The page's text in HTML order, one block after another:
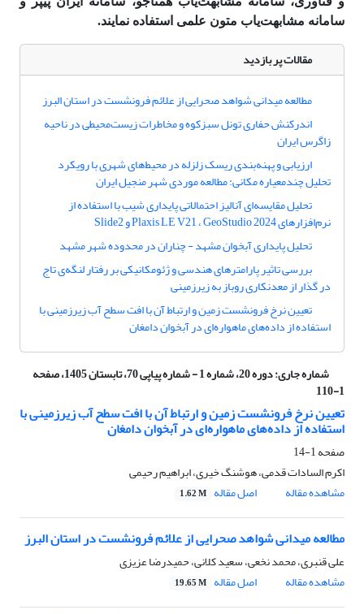
سامانه مشابهت‌یاب متون علمی استفاده نمایند.
مقالات پر بازدید
مطالعه میدانی شواهد صحرایی از علائم فرونشست در استان البرز
اندرکنش حفاری تونل سبزکوه و مخاطرات زیست‌محیطی در ناحیه
زاگرس ایران
ارزیابی و پهنه‌بندی ریسک زلزله در محیط‌های شهری با رویکرد
تحلیل چندمعیاره مکانی: مطالعه موردی شهر منجیل ایران
تحلیل مقایسه‌ای آنالیز احتمالاتی پایداری شیب با استفاده از
نرم‌افزارهای Plaxis LE V21 ، GeoStudio 2024 و Slide2
تحلیل پایداری آبخوان مشهد - چناران در محدوده شهر مشهد
بررسی تاثیر پارامترهای هندسی و ژئومکانیکی بر رفتار لنگه‌ی تاج
در گذار از معدنکاری روباز به زیرزمینی
تعیین نرخ فرونشست زمین و ارتباط آن با افت سطح آب زیرزمینی با
استفاده از داده‌های ماهواره‌ای در آبخوان دامغان
شماره جاری: دوره 20، شماره 1 - شماره پیاپی 70، تابستان 1405، صفحه
1-110
تعیین نرخ فرونشست زمین و ارتباط آن با افت سطح آب زیرزمینی با
استفاده از داده‌های ماهواره‌ای در آبخوان دامغان
صفحه1-14
اکرم السادات قدمی، هوشنگ خیری، ابراهیم رحیمی
مشاهده مقاله
اصل مقاله 1.62 M
مطالعه میدانی شواهد صحرایی از علائم فرونشست در استان البرز
علی قنبری، محمد نخعی، سعید کلانی، حمیدرضا عزیزی
مشاهده مقاله
اصل مقاله 19.65 M